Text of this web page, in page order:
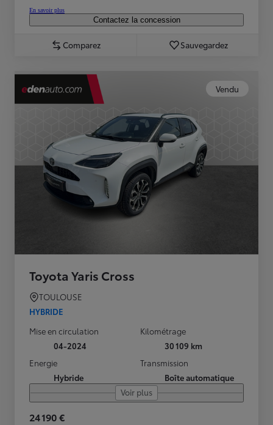
En savoir plus
Contactez la concession
Comparez Sauvegardez
Vendu
Toyota Yaris Cross
TOULOUSE
HYBRIDE
Mise en circulation
04-2024
Kilométrage
30 109 km
Energie
Hybride
Transmission
Boîte automatique
Voir plus
24 190 €